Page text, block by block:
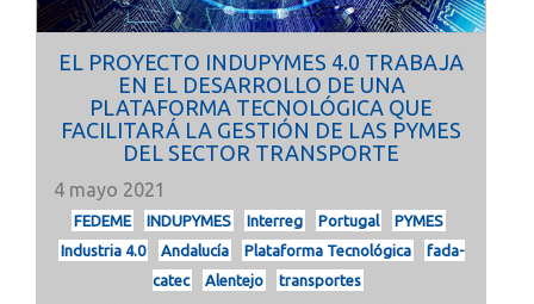
EL PROYECTO INDUPYMES 4.0 TRABAJA
EN EL DESARROLLO DE UNA
PLATAFORMA TECNOLÓGICA QUE
FACILITARÁ LA GESTIÓN DE LAS PYMES
DEL SECTOR TRANSPORTE
4 mayo 2021
FEDEME INDUPYMES Interreg Portugal
PYMES
Industria 4.0
Andalucía Plataforma Tecnológica
fada-
catec
Alentejo transportes